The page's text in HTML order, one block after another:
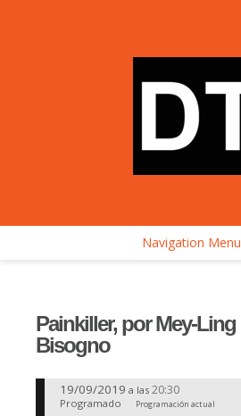
Navigation Menu
Painkiller, por Mey-Ling
Bisogno
19/09/2019 a las 20:30
Programado
Programación actual